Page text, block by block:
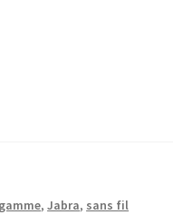
,Jabra, sans fil